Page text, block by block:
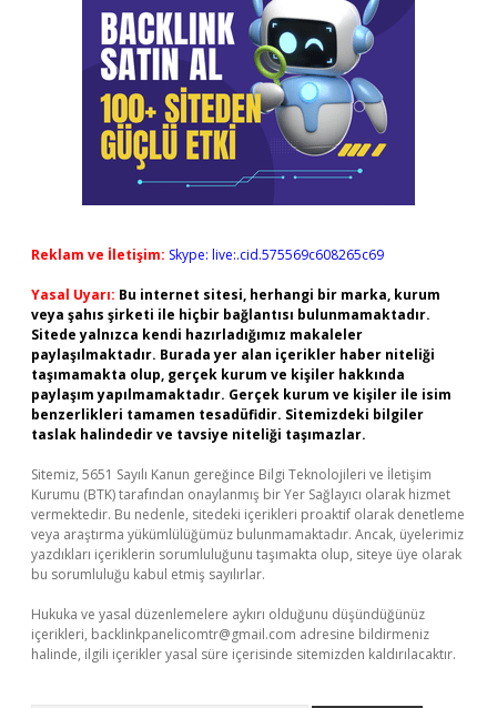
Reklam ve İletişim: Skype: live:.cid.575569c608265c69
Yasal Uyarı: Bu internet sitesi, herhangi bir marka, kurum
veya şahıs şirketi ile hiçbir bağlantısı bulunmamaktadır.
Sitede yalnızca kendi hazırladığımız makaleler
paylaşılmaktadır. Burada yer alan içerikler haber niteliği
taşımamakta olup, gerçek kurum ve kişiler hakkında
paylaşım yapılmamaktadır. Gerçek kurum ve kişiler ile isim
benzerlikleri tamamen tesadüfidir. Sitemizdeki bilgiler
taslak halindedir ve tavsiye niteliği taşımazlar.
Sitemiz, 5651 Sayılı Kanun gereğince Bilgi Teknolojileri ve İletişim
Kurumu (BTK) tarafından onaylanmış bir Yer Sağlayıcı olarak hizmet
vermektedir. Bu nedenle, sitedeki içerikleri proaktif olarak denetleme
veya araştırma yükümlülüğümüz bulunmamaktadır. Ancak, üyelerimiz
yazdıkları içeriklerin sorumluluğunu taşımakta olup, siteye üye olarak
bu sorumluluğu kabul etmiş sayılırlar.
Hukuka ve yasal düzenlemelere aykırı olduğunu düşündüğünüz
içerikleri, backlinkpanelicomtr@gmail.com adresine bildirmeniz
halinde, ilgili içerikler yasal süre içerisinde sitemizden kaldırılacaktır.